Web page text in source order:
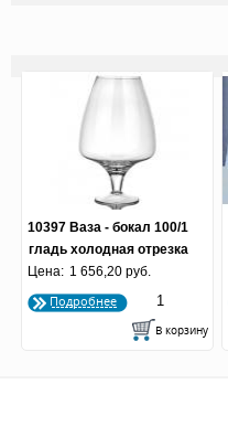
10397 Ваза - бокал 100/1
гладь холодная отрезка
Цена: 1 656,20 руб.
Подробнее